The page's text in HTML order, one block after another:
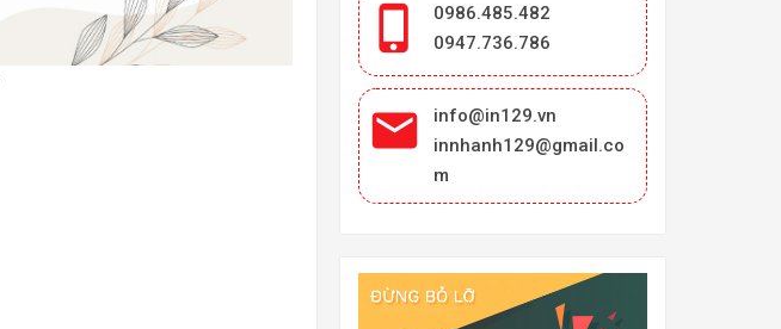

0986.485.482
0947.736.786

info@in129.vn
innhanh129@gmail.co
m